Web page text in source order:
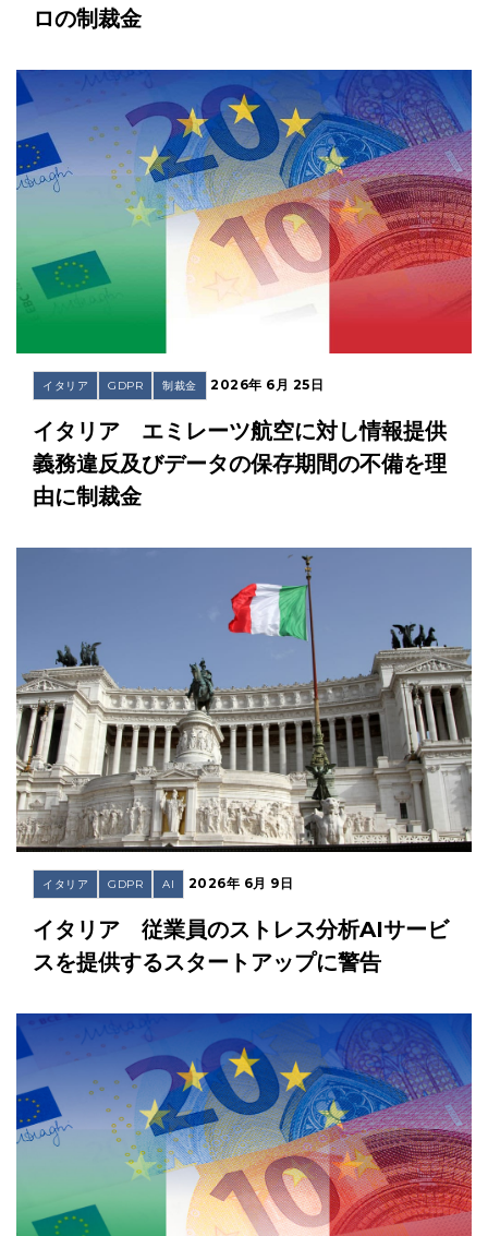
ロの制裁金
イタリア GDPR 制裁金 2026年 6月 25日
イタリア エミレーツ航空に対し情報提供
義務違反及びデータの保存期間の不備を理
由に制裁金
イタリア GDPR AI 2026年 6月 9日
イタリア 従業員のストレス分析AIサービ
スを提供するスタートアップに警告